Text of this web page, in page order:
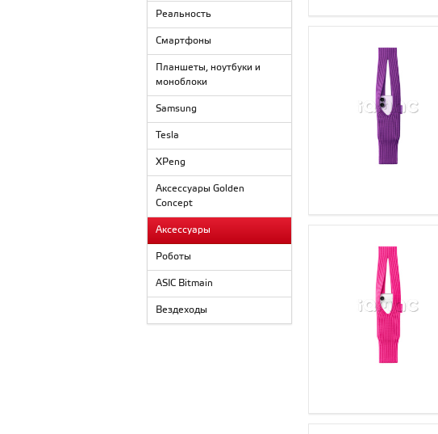
Реальность
Смартфоны
Планшеты, ноутбуки и
моноблоки
Samsung
Tesla
XPeng
Аксессуары Golden
Concept
Аксессуары
Роботы
ASIC Bitmain
Вездеходы